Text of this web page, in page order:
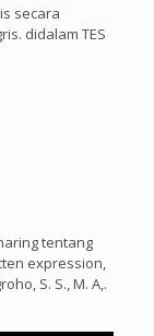
secara
didalam TES
tentang
expression,
S. S., M. A,.